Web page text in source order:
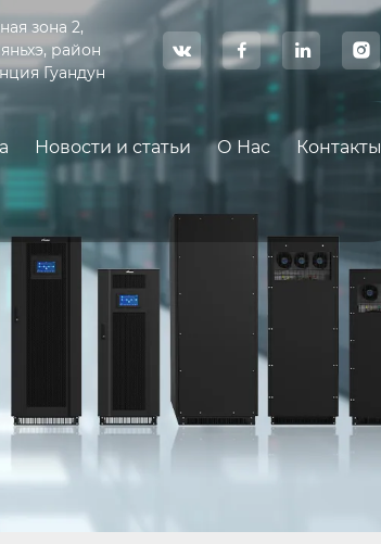
зона 2,
район
Гуандун
   
Новости и статьи О Нас Контакты